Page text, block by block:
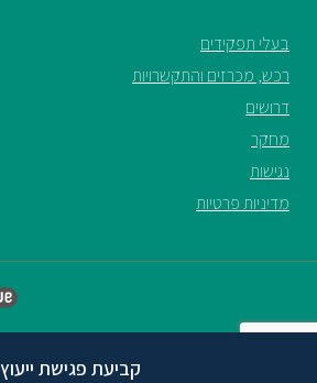
קביעת פגישת ייעוץ
בעלי תפקידים
רכש, מכרזים והתקשרויות
דרושים
מחקר
נגישות
מדיניות פרטיות